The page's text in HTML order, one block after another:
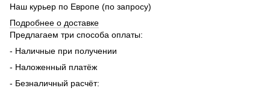
Наш курьер по Европе (по запросу)
Подробнее о доставке
Предлагаем три способа оплаты:
- Наличные при получении
- Наложенный платёж
- Безналичный расчёт: